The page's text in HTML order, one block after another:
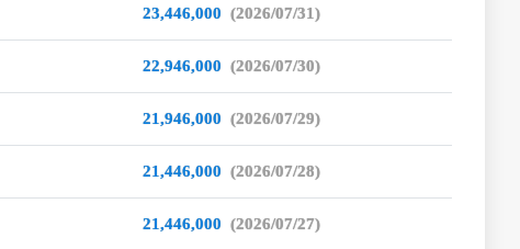
23,446,000 (2026/07/31)
22,946,000 (2026/07/30)
21,946,000 (2026/07/29)
21,446,000 (2026/07/28)
21,446,000 (2026/07/27)